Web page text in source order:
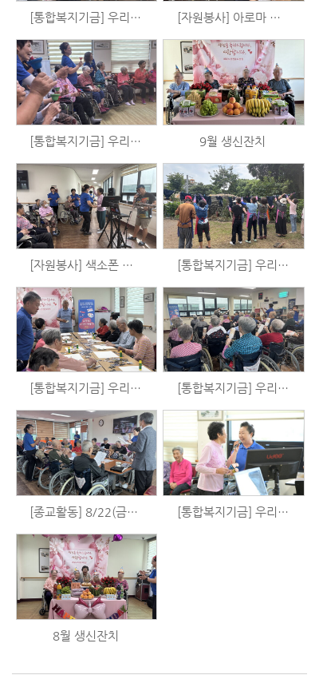
[통합복지기금] 우리는 시니어 예술가 시즌2 - 체육활동 (9/24) [자원봉사] 아로마 발마사지 (9/21)
[통합복지기금] 우리는 시니어 예술가 시즌2 - 음악활동 (9/18) 9월 생신잔치
[자원봉사] 색소폰 공연 (9/11) [통합복지기금] 우리는 시니어 예술가 시즌2 - 천연염색체험 (8/30)
[통합복지기금] 우리는 시니어 예술가 시즌2 - 미술활동 (8/28) [통합복지기금] 우리는 시니어 예술가 시즌2 - 체육활동 (8/27)
[종교활동] 8/22(금) 예배 [통합복지기금] 우리는 시니어 예술가 시즌2 - 음악활동 (8/21)
8월 생신잔치